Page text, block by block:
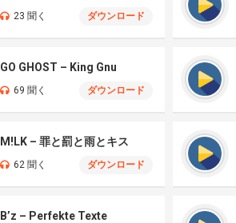
23 聞く ダウンロード
GO GHOST – King Gnu
69 聞く ダウンロード
M!LK – 罪と罰と雨とキス
62 聞く ダウンロード
B’z – Perfekte Texte